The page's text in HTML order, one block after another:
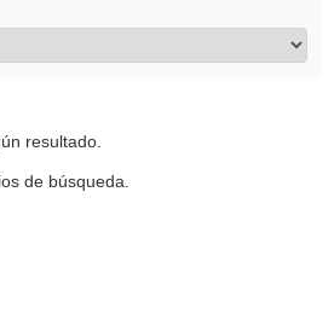
resultado.
de búsqueda.